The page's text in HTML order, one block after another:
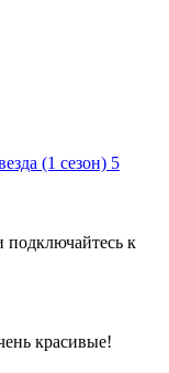
(1 сезон) 5
подключайтесь к
красивые!